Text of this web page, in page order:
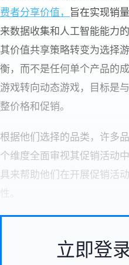
费者分享价值，
旨在实现销
来数据收集和人工智能能力
其价值共享策略转变为选择
衡，而不是任何单个产品的
游戏转向动态游戏，目标是
整价格和促销。
根据他们选择的品类，许多
个维度全面审视其促销活动
具来帮助他们在开展促销活
立即登